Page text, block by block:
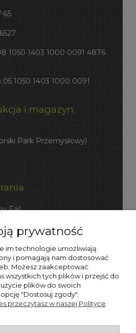
65
1050 1403 1000 0091 4876
05 1050 1403 1000 0091
i magazyn:
Park Przemysłowy)
Fal
prywatność
im technologie umożliwiają
i pomagają nam dostosować
Możesz zaakceptować
wszystkich tych plików i przejść do
plików do swoich
"Dostosuj zgody".
przeczytasz w naszej Polityce